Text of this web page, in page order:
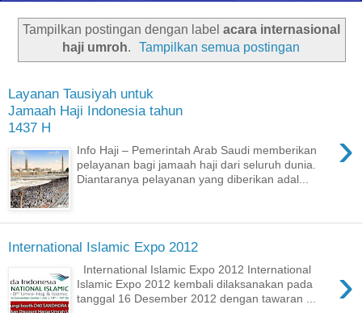
Tampilkan postingan dengan label acara internasional
haji umroh. Tampilkan semua postingan
Layanan Tausiyah untuk
Jamaah Haji Indonesia tahun
1437 H
›
Info Haji – Pemerintah Arab Saudi memberikan
pelayanan bagi jamaah haji dari seluruh dunia.
Diantaranya pelayanan yang diberikan adal...
International Islamic Expo 2012
›
International Islamic Expo 2012 International
Islamic Expo 2012 kembali dilaksanakan pada
tanggal 16 Desember 2012 dengan tawaran ...